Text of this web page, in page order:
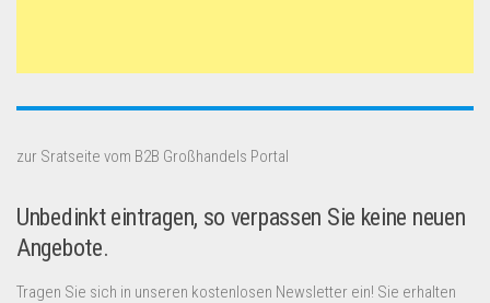
zur Sratseite vom B2B Großhandels Portal
Unbedinkt eintragen, so verpassen Sie keine neuen
Angebote.
Tragen Sie sich in unseren kostenlosen Newsletter ein! Sie erhalten